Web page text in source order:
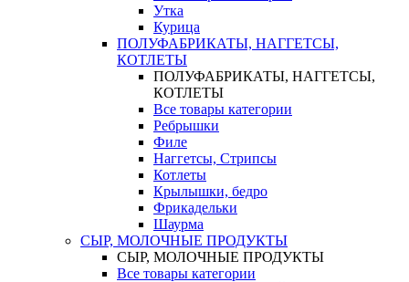
Утка
Курица
ПОЛУФАБРИКАТЫ, НАГГЕТСЫ,
КОТЛЕТЫ
ПОЛУФАБРИКАТЫ, НАГГЕТСЫ,
КОТЛЕТЫ
Все товары категории
Ребрышки
Филе
Наггетсы, Стрипсы
Котлеты
Крылышки, бедро
Фрикадельки
Шаурма
СЫР, МОЛОЧНЫЕ ПРОДУКТЫ
СЫР, МОЛОЧНЫЕ ПРОДУКТЫ
Все товары категории